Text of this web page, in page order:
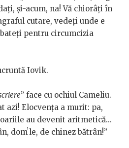
și-acum, na! Vă chiorâți în
cutare, vedeți unde e
pentru circumcizia
Iovik.
” face cu ochiul Cameliu.
azi! Elocvența a murit: pa,
au devenit aritmetică...
domʼle, de chinez bătrân!”